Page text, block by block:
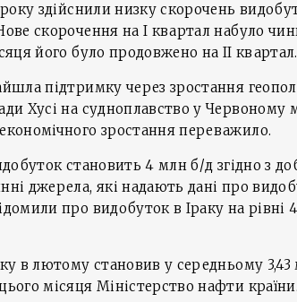
здійснили низку скорочень
скорочення на І квартал набуло
його було продовжено на ІІ квартал.
підтримку через зростання
Хусі на судноплавство у Червоному
зростання переважило.
становить 4 млн б/д згідно з
джерела, які надають дані про
про видобуток в Іраку на рівні
в лютому становив у середньому 3,43
місяця Міністерство нафти країни.